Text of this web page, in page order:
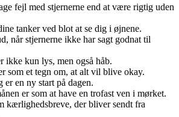
fejl med stjernerne end at være rigtig uden
tanker ved blot at se dig i øjnene.
når stjernerne ikke har sagt godnat til
ikke kun lys, men også håb.
som et tegn om, at alt vil blive okay.
er en ny start på dagen.
er som at have en trofast ven i mørket.
kærlighedsbreve, der bliver sendt fra